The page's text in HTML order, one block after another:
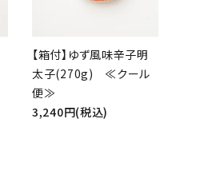
【箱付】ゆず風味辛子明
太子(270g) ≪クール
便≫
3,240円(税込)